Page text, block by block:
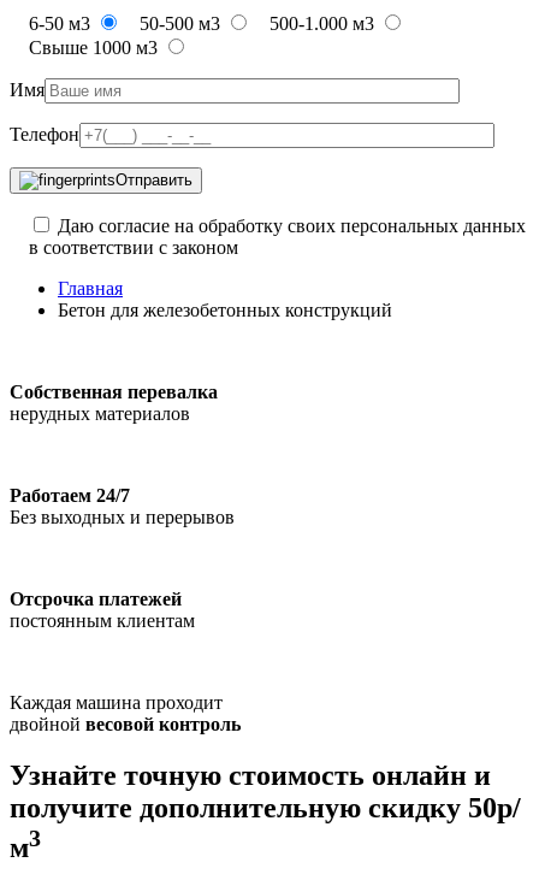
6-50 м3 50-500 м3
500-1.000 м3
Свыше 1000 м3
Имя
Телефон
Отправить
Даю согласие на обработку своих персональных данных
в соответствии с законом
Главная
Бетон для железобетонных конструкций
Собственная перевалка
нерудных материалов
Работаем 24/7
Без выходных и перерывов
Отсрочка платежей
постоянным клиентам
Каждая машина проходит
двойной весовой контроль
Узнайте точную стоимость онлайн и
получите дополнительную скидку 50р/
м3